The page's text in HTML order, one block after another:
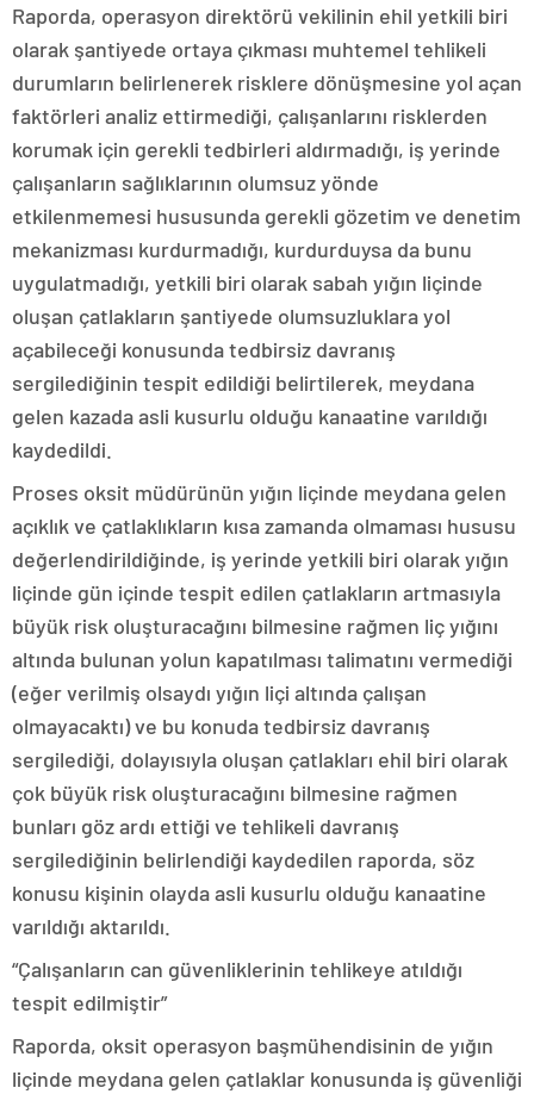
Raporda, operasyon direktörü vekilinin ehil yetkili biri
olarak şantiyede ortaya çıkması muhtemel tehlikeli
durumların belirlenerek risklere dönüşmesine yol açan
faktörleri analiz ettirmediği, çalışanlarını risklerden
korumak için gerekli tedbirleri aldırmadığı, iş yerinde
çalışanların sağlıklarının olumsuz yönde
etkilenmemesi hususunda gerekli gözetim ve denetim
mekanizması kurdurmadığı, kurdurduysa da bunu
uygulatmadığı, yetkili biri olarak sabah yığın liçinde
oluşan çatlakların şantiyede olumsuzluklara yol
açabileceği konusunda tedbirsiz davranış
sergilediğinin tespit edildiği belirtilerek, meydana
gelen kazada asli kusurlu olduğu kanaatine varıldığı
kaydedildi.
Proses oksit müdürünün yığın liçinde meydana gelen
açıklık ve çatlaklıkların kısa zamanda olmaması hususu
değerlendirildiğinde, iş yerinde yetkili biri olarak yığın
liçinde gün içinde tespit edilen çatlakların artmasıyla
büyük risk oluşturacağını bilmesine rağmen liç yığını
altında bulunan yolun kapatılması talimatını vermediği
(eğer verilmiş olsaydı yığın liçi altında çalışan
olmayacaktı) ve bu konuda tedbirsiz davranış
sergilediği, dolayısıyla oluşan çatlakları ehil biri olarak
çok büyük risk oluşturacağını bilmesine rağmen
bunları göz ardı ettiği ve tehlikeli davranış
sergilediğinin belirlendiği kaydedilen raporda, söz
konusu kişinin olayda asli kusurlu olduğu kanaatine
varıldığı aktarıldı.
“Çalışanların can güvenliklerinin tehlikeye atıldığı
tespit edilmiştir”
Raporda, oksit operasyon başmühendisinin de yığın
liçinde meydana gelen çatlaklar konusunda iş güvenliği